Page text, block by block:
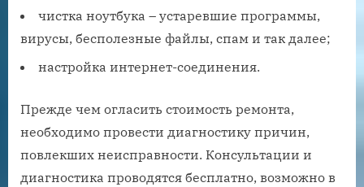
чистка ноутбука – устаревшие программы,
вирусы, бесполезные файлы, спам и так далее;
настройка интернет-соединения.
Прежде чем огласить стоимость ремонта,
необходимо провести диагностику причин,
повлекших неисправности. Консультации и
диагностика проводятся бесплатно, возможно в